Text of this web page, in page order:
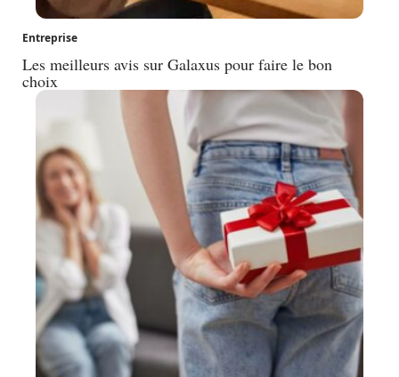
Entreprise
Les meilleurs avis sur Galaxus pour faire le bon
choix